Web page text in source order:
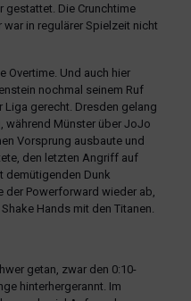
gestattet. Die Crunchtime
in regulärer Spielzeit nicht
Overtime. Und auch hier
nochmal seinem Ruf
gerecht. Dresden gelang
während Münster über JoJo
Vorsprung ausbaute und
den letzten Angriff auf
demütigenden Dunk
der Powerforward wieder ab,
Hands mit den Titanen.
getan, zwar den 0:10-
hinterhergerannt. Im